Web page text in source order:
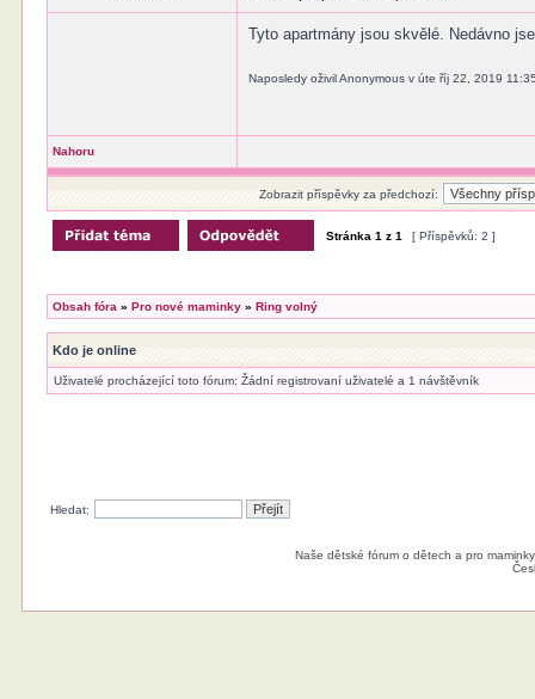
Tyto apartmány jsou skvělé. Nedávno
Naposledy oživil Anonymous v úte říj 22, 2019
Nahoru
Zobrazit příspěvky za předchozí:
Stránka1 z1 [ Příspěvků: 2 ]
Obsah fóra »Pro nové maminky »Ring volný
Kdo je online
Uživatelé procházející toto fórum: Žádní registrovaní uživatelé a 1 návštěvník
Hledat:
Naše dětské fórum o dětech a pro